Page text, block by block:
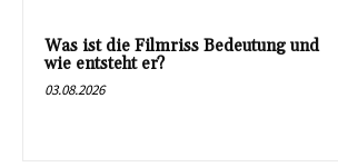
Was ist die Filmriss Bedeutung und
wie entsteht er?
03.08.2026